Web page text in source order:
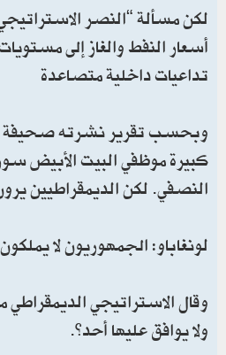
لكن مسألة “النصر
أسعار النفط والغاز إلى
تداعيات داخلية متصاعدة
وبحسب تقرير نشرته صحيفة
كبيرة موظفي البيت الأبيض
النصفي. لكن الديمقراطيين
لونغاباو: الجمهوريون لا
وقال الاستراتيجي
ولا يوافق عليها أحد”.